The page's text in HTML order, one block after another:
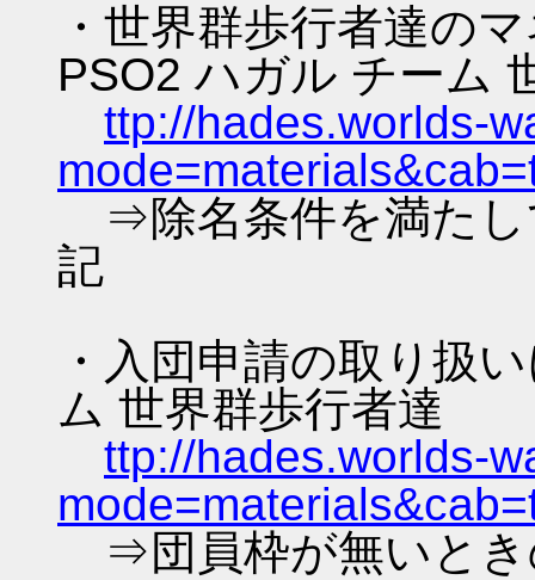
・世界群歩行者達の
PSO2 ハガル チーム
ttp://hades.worlds-
⇒除名条件を満たし
記
・入団申請の取り扱
ム 世界群歩行者達
ttp://hades.worlds-
⇒団員枠が無いとき